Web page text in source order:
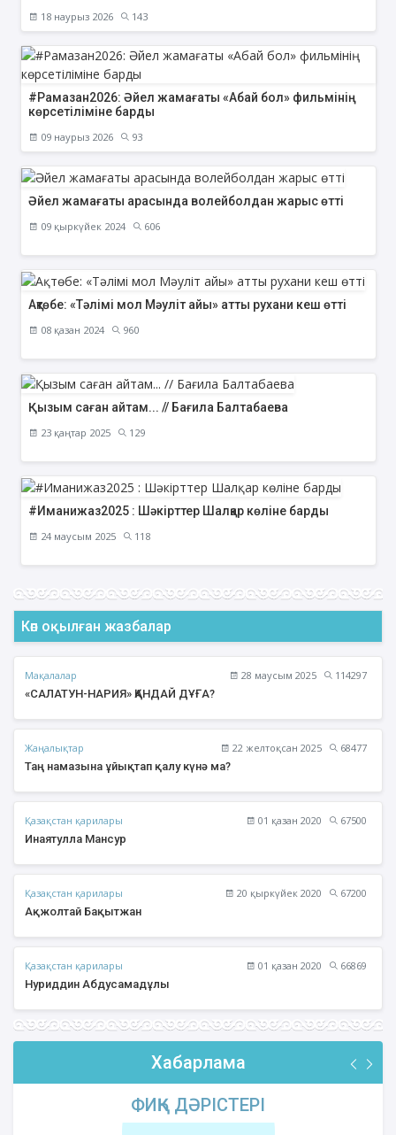
18 наурыз 2026 143
#Рамазан2026: Әйел жамағаты «Абай бол» фильмінің
көрсетіліміне барды
09 наурыз 2026 93
Әйел жамағаты арасында волейболдан жарыс өтті
09 қыркүйек 2024 606
Ақтөбе: «Тәлімі мол Мәуліт айы» атты рухани кеш өтті
08 қазан 2024 960
Қызым саған айтам... // Бағила Балтабаева
23 қаңтар 2025 129
#Иманижаз2025 : Шәкірттер Шалқар көліне барды
24 маусым 2025 118
Көп оқылған жазбалар
Мақалалар 28 маусым 2025
114297
«САЛАТУН-НАРИЯ» ҚАНДАЙ ДҰҒА?
Жаңалықтар 22 желтоқсан 2025
68477
Таң намазына ұйықтап қалу күнә ма?
Қазақстан қарилары 01 қазан 2020
67500
Инаятулла Мансур
Қазақстан қарилары 20 қыркүйек 2020
67200
Ақжолтай Бақытжан
Қазақстан қарилары 01 қазан 2020
66869
Нуриддин Абдусамадұлы
Хабарлама
ФИҚҺ ДӘРІСТЕРІ